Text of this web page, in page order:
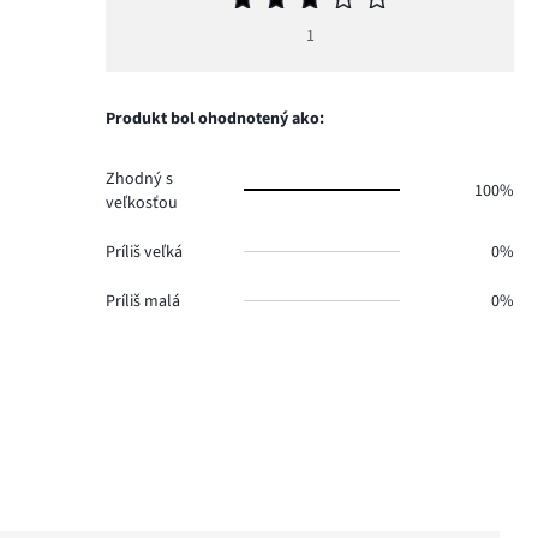
3
1
Produkt bol ohodnotený ako:
Zhodný s
veľkosťou
100%
Príliš veľká 0%
Príliš malá 0%